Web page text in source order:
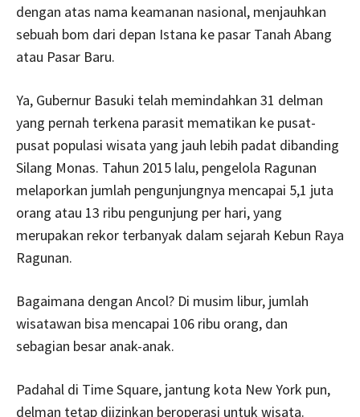
dengan atas nama keamanan nasional, menjauhkan
sebuah bom dari depan Istana ke pasar Tanah Abang
atau Pasar Baru.
Ya, Gubernur Basuki telah memindahkan 31 delman
yang pernah terkena parasit mematikan ke pusat-
pusat populasi wisata yang jauh lebih padat dibanding
Silang Monas. Tahun 2015 lalu, pengelola Ragunan
melaporkan jumlah pengunjungnya mencapai 5,1 juta
orang atau 13 ribu pengunjung per hari, yang
merupakan rekor terbanyak dalam sejarah Kebun Raya
Ragunan.
Bagaimana dengan Ancol? Di musim libur, jumlah
wisatawan bisa mencapai 106 ribu orang, dan
sebagian besar anak-anak.
Padahal di Time Square, jantung kota New York pun,
delman tetap diizinkan beroperasi untuk wisata.